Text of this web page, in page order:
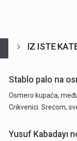
IZ ISTE
Stablo palo na
Osmero kupača,
Crikvenici. Srećom,
Yusuf Kabadayı